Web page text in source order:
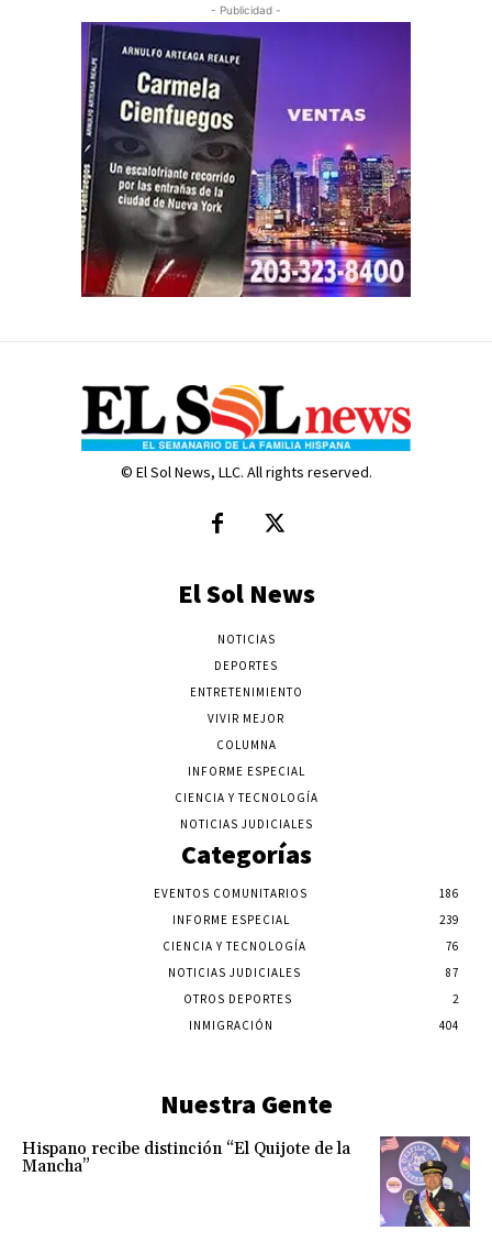
- Publicidad -
© El Sol News, LLC. All rights reserved.
El Sol News
NOTICIAS
DEPORTES
ENTRETENIMIENTO
VIVIR MEJOR
COLUMNA
INFORME ESPECIAL
CIENCIA Y TECNOLOGÍA
NOTICIAS JUDICIALES
Categorías
EVENTOS COMUNITARIOS
186
INFORME ESPECIAL
239
CIENCIA Y TECNOLOGÍA
76
NOTICIAS JUDICIALES
87
OTROS DEPORTES
2
INMIGRACIÓN
404
Nuestra Gente
Hispano recibe distinción “El Quijote de la
Mancha”